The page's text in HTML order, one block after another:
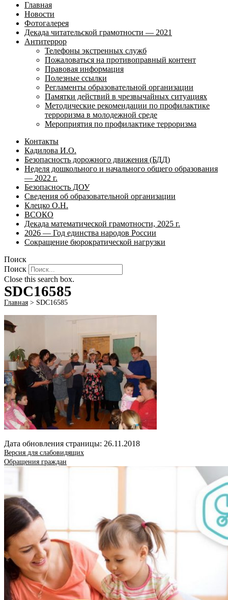
Главная
Новости
Фотогалерея
Декада читательской грамотности — 2021
Антитеррор
Телефоны экстренных служб
Пожаловаться на противоправный контент
Правовая информация
Полезные ссылки
Регламенты образовательной организации
Памятки действий в чрезвычайных ситуациях
Методические рекомендации по профилактике
терроризма в молодежной среде
Мероприятия по профилактике терроризма
Контакты
Кадилова И.О.
Безопасность дорожного движения (БДД)
Неделя дошкольного и начального общего образования
— 2022 г.
Безопасность ДОУ
Сведения об образовательной организации
Клецко О.Н.
ВСОКО
Декада математической грамотности, 2025 г.
2026 — Год единства народов России
Сокращение бюрократической нагрузки
Поиск
Поиск
Close this search box.
SDC16585
Главная > SDC16585
Дата обновления страницы: 26.11.2018
Версия для слабовидящих
Обращения граждан